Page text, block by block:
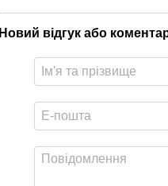
Новий відгук або